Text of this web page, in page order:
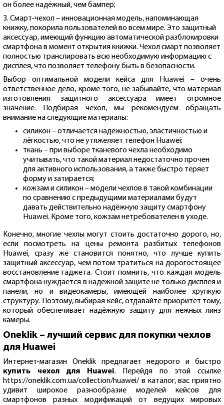
он более надёжный, чем бампер;
3. Смарт-чехол – инновационная модель, напоминающая
книжку, покорила пользователей во всем мире. Это защитный
аксессуар, имеющий функцию автоматической разблокировки
смартфона в момент открытия книжки. Чехол смарт позволяет
полностью транслировать всю необходимую информацию с
дисплея, что позволяет телефону быть в безопасности.
Выбор оптимальной модели кейса для Huawei – очень
ответственное дело, кроме того, не забывайте, что материал
изготовления защитного аксессуара имеет огромное
значение. Подбирая чехол, мы рекомендуем обращать
внимание на следующие материалы:
силикон – отличается надёжностью, эластичностью и
лёгкостью, что не утяжеляет телефон Huawei;
ткань – при выборе тканевого чехла необходимо
учитывать, что такой материал недостаточно прочен
для активного использования, а также быстро теряет
форму и затирается;
кожзам и силикон – модели чехлов в такой комбинации
по сравнению с предыдущими материалами будут
давать действительно надёжную защиту смартфону
Huawei. Кроме того, кожзам нетребователен в уходе.
Конечно, многие чехлы могут стоить достаточно дорого, но,
если посмотреть на цены ремонта разбитых телефонов
Huawei, сразу же становится понятно, что лучше купить
защитный аксессуар, чем потом тратиться на дорогостоящее
восстановление гаджета. Стоит помнить, что каждая модель
смартфона нуждается в надёжной защите не только дисплея и
панели, но и видеокамеры, имеющей наиболее хрупкую
структуру. Поэтому, выбирая кейс, отдавайте приоритет тому,
который обеспечивает надёжную защиту для нежных линз
камеры.
Oneklik – лучший сервис для покупки чехлов
для Huawei
Интернет-магазин Oneklik предлагает недорого и быстро
купить чехол для Huawei. Перейдя по этой ссылке
https://oneklik.com.ua/collection/huawei/ в каталог, вас приятно
удивит широкое разнообразие моделей кейсов для
смартфонов разных модификаций от ведущих мировых